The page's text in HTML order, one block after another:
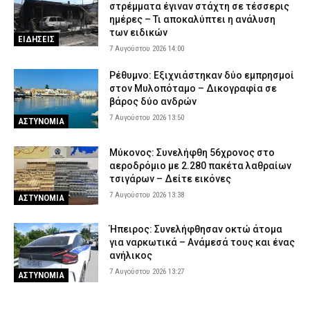
ΕΙΔΗΣΕΙΣ
στρέμματα έγιναν στάχτη σε τέσσερις
ημέρες – Τι αποκαλύπτει η ανάλυση
των ειδικών
7 Αυγούστου 2026 14:00
ΑΣΤΥΝΟΜΙΑ
Ρέθυμνο: Εξιχνιάστηκαν δύο εμπρησμοί
στον Μυλοπόταμο – Δικογραφία σε
βάρος δύο ανδρών
7 Αυγούστου 2026 13:50
ΑΣΤΥΝΟΜΙΑ
Μύκονος: Συνελήφθη 56χρονος στο
αεροδρόμιο με 2.280 πακέτα λαθραίων
τσιγάρων – Δείτε εικόνες
7 Αυγούστου 2026 13:38
ΑΣΤΥΝΟΜΙΑ
Ήπειρος: Συνελήφθησαν οκτώ άτομα
για ναρκωτικά – Ανάμεσά τους και ένας
ανήλικος
7 Αυγούστου 2026 13:27